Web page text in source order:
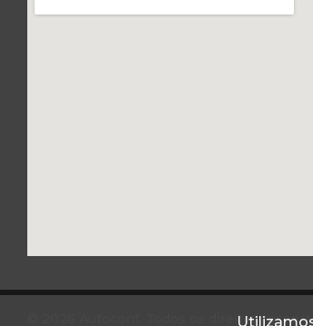
© 2026 Autoconf. Todos os direitos